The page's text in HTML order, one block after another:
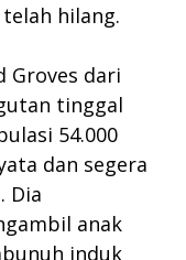
hilang.
Groves dari
tinggal
54.000
dan segera
Dia
anak
induk